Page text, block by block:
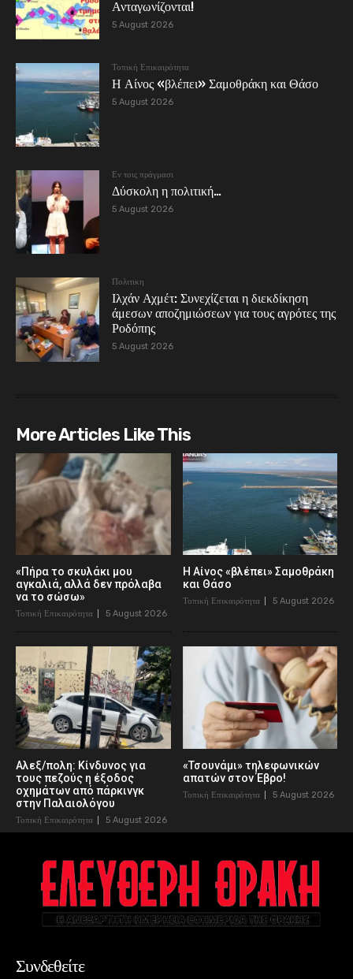
Ανταγωνίζονται!
5 August 2026
Τοπική Επικαιρότητα
Η Αίνος «βλέπει» Σαμοθράκη και Θάσο
5 August 2026
Εν τοις πράγμασι
Δύσκολη η πολιτική…
5 August 2026
Πολιτικη
Ιλχάν Αχμέτ: Συνεχίζεται η διεκδίκηση
άμεσων αποζημιώσεων για τους αγρότες της
Ροδόπης
5 August 2026
More Articles Like This
«Πήρα το σκυλάκι μου
αγκαλιά, αλλά δεν πρόλαβα
να το σώσω»
Τοπική Επικαιρότητα 5 August 2026
Η Αίνος «βλέπει» Σαμοθράκη
και Θάσο
Τοπική Επικαιρότητα 5 August 2026
Αλεξ/πολη: Κίνδυνος για
τους πεζούς η έξοδος
οχημάτων από πάρκινγκ
στην Παλαιολόγου
Τοπική Επικαιρότητα 5 August 2026
«Τσουνάμι» τηλεφωνικών
απατών στον Έβρο!
Τοπική Επικαιρότητα 5 August 2026
Συνδεθείτε